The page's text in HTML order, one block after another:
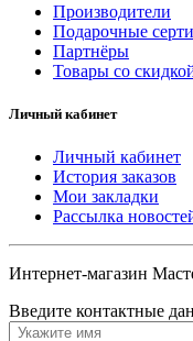
Производители
Подарочные
Партнёры
Товары со
Личный кабинет
Личный кабинет
История заказов
Мои закладки
Рассылка
Интернет-магазин
Введите контактные